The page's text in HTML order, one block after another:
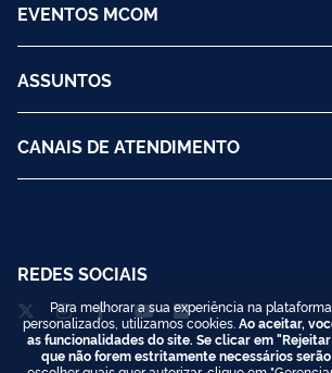
EVENTOS MCOM
ASSUNTOS
CANAIS DE ATENDIMENTO
REDES SOCIAIS
Para melhorar a sua experiência na
personalizados, utilizamos cookies. Ao aceitar,
as funcionalidades do site. Se clicar em
que não forem estritamente necessários